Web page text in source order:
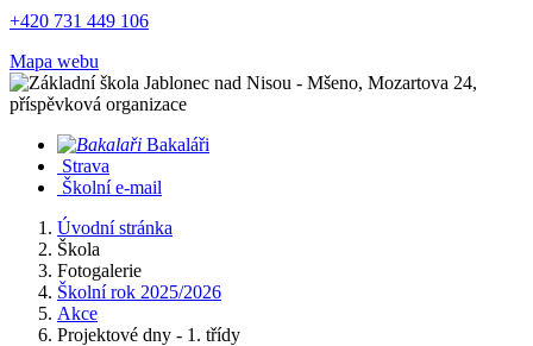
+420 731 449 106
Mapa webu
Bakaláři
Strava
Školní e-mail
Úvodní stránka
Škola
Fotogalerie
Školní rok 2025/2026
Akce
Projektové dny - 1. třídy